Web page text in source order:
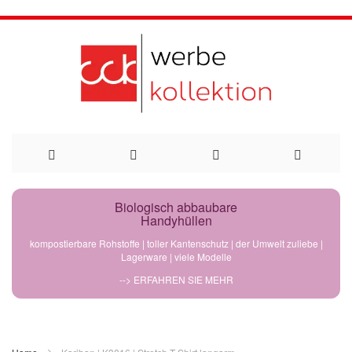
Direkt
Biologisch abbaubare
Handyhüllen
kompostierbare Rohstoffe | toller Kantenschutz | der Umwelt zuliebe |
Lagerware | viele Modelle
--> ERFAHREN SIE MEHR